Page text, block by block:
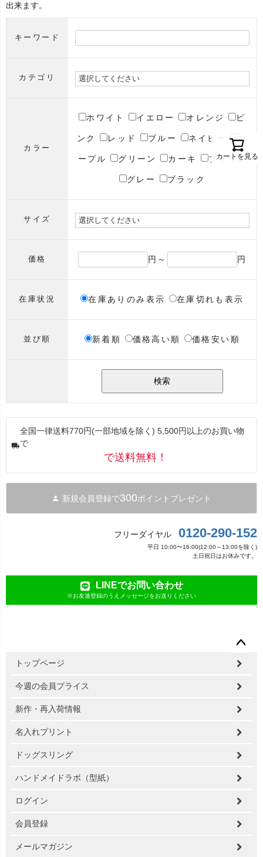
カートを見る
出来ます。
キーワード
カテゴリ
カラー
ホワイト イエロー オレンジ ピ
ンク レッド ブルー ネイビー パ
ープル グリーン カーキ ブラウン
グレー ブラック
サイズ
価格 円～ 円
在庫状況 在庫ありのみ表示 在庫切れも表示
並び順 新着順 価格高い順 価格安い順
検索
全国一律送料770円(一部地域を除く) 5,500円以上のお買い物
で
で送料無料！
新規会員登録で300ポイントプレゼント
フリーダイヤル 0120-290-152
平日 10:00〜16:00(12:00～13:00を除く)
土日祝日はお休みです。
LINEでお問い合わせ
※お友達登録のうえメッセージをお送りください
ペー
ップ
トップページ
今週の会員プライス
新作・再入荷情報
名入れプリント
ドッグスリング
ハンドメイドラボ（型紙）
ログイン
会員登録
メールマガジン